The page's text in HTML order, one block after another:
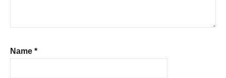
Name *